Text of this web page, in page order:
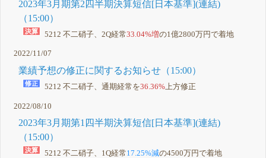
2023年3月期第2四半期決算短信[日本基準](連結)
（15:00）
5212 不二硝子、2Q経常33.04%増の1億2800万円で着地
2022/11/07
業績予想の修正に関するお知らせ（15:00）
5212 不二硝子、通期経常を36.36%上方修正
2022/08/10
2023年3月期第1四半期決算短信[日本基準](連結)
（15:00）
5212 不二硝子、1Q経常17.25%減の4500万円で着地